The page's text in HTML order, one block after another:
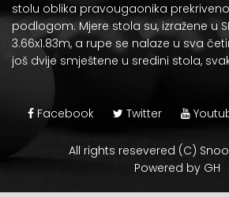
stolu oblika pravougaonika
podlogom. Mjere stola su, izražene u
3.66x1.83m, a rupe se nalaze u sva
još dvije smještene u sredini stola,
Facebook Twitter
All rights resevered (C)
Powered by GH